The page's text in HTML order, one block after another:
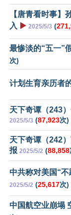
【唐青看时事】
入 ▶️ 2025/5/3 (
最惨淡的“五一”
次)
计划生育亲历者
天下奇谭（243
2025/5/3 (87,923次)
天下奇谭（242
报 2025/5/2 (88,858
中共称对美国“
2025/5/2 (25,617次)
中国航空业崩塌